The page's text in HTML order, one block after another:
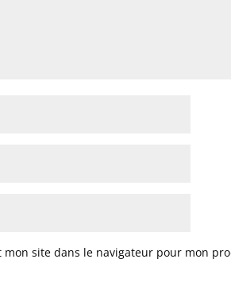
site dans le navigateur pour mon